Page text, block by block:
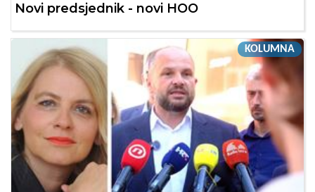
Novi predsjednik - novi HOO
KOLUMNA